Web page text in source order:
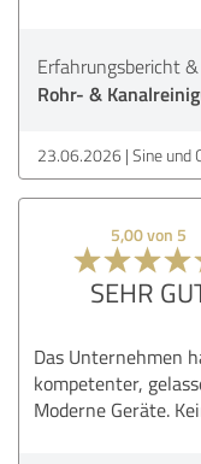
Erfahrungsbericht
Rohr- &
23.06.2026 Sine und
5,00 von 5
SEHR
Das Unternehmen
kompetenter,
Moderne Geräte.